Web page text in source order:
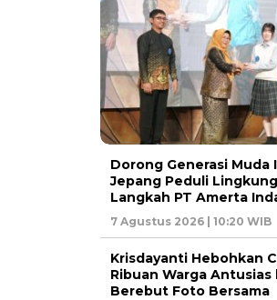
Dorong Generasi Muda
Jepang Peduli
Langkah PT Amerta
7 Agustus 2026 | 10:20 WIB
Krisdayanti Hebohkan
Ribuan Warga Antusias
Berebut Foto Bersama